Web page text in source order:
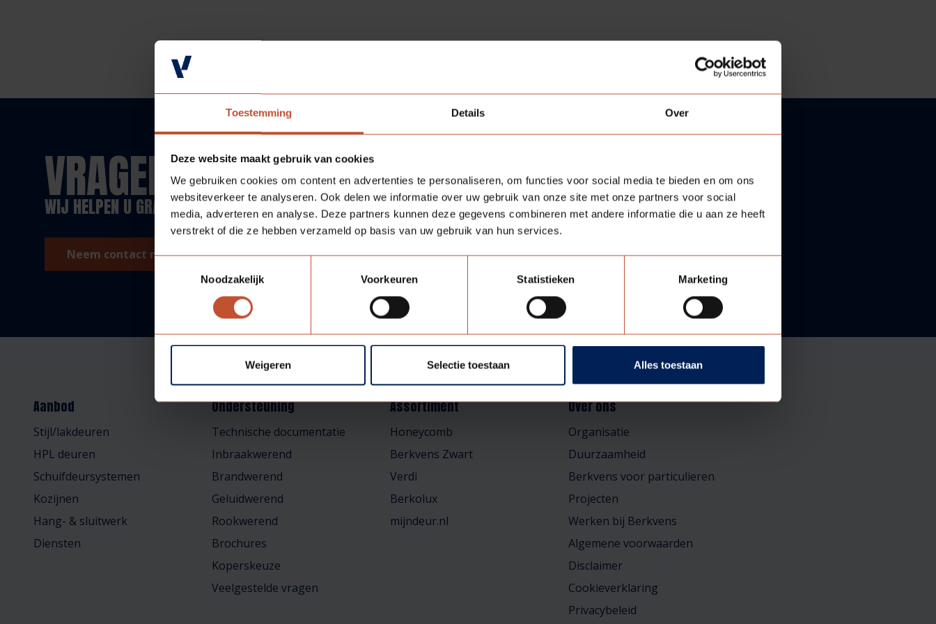
Toestemming Details Over
Deze website maakt gebruik van cookies
We gebruiken cookies om content en advertenties te personaliseren, om functies voor social media te bieden en om ons
websiteverkeer te analyseren. Ook delen we informatie over uw gebruik van onze site met onze partners voor social
media, adverteren en analyse. Deze partners kunnen deze gegevens combineren met andere informatie die u aan ze heeft
verstrekt of die ze hebben verzameld op basis van uw gebruik van hun services.
Noodzakelijk
Voorkeuren Statistieken Marketing
Weigeren Selectie toestaan Alles toestaan
VRAGEN?
WIJ HELPEN U GRAAG!
Neem contact met ons op!
Aanbod
Stijl/lakdeuren
HPL deuren
Schuifdeursystemen
Kozijnen
Hang- & sluitwerk
Diensten
Ondersteuning
Technische documentatie
Inbraakwerend
Brandwerend
Geluidwerend
Rookwerend
Brochures
Koperskeuze
Veelgestelde vragen
Assortiment
Honeycomb
Berkvens Zwart
Verdi
Berkolux
mijndeur.nl
Over ons
Organisatie
Duurzaamheid
Berkvens voor particulieren
Projecten
Werken bij Berkvens
Algemene voorwaarden
Disclaimer
Cookieverklaring
Privacybeleid